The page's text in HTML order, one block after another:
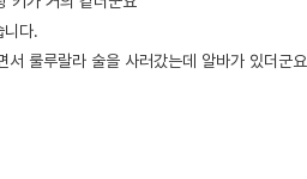
니다.
룰루랄라 술을 사러갔는데 알바가 있더군요